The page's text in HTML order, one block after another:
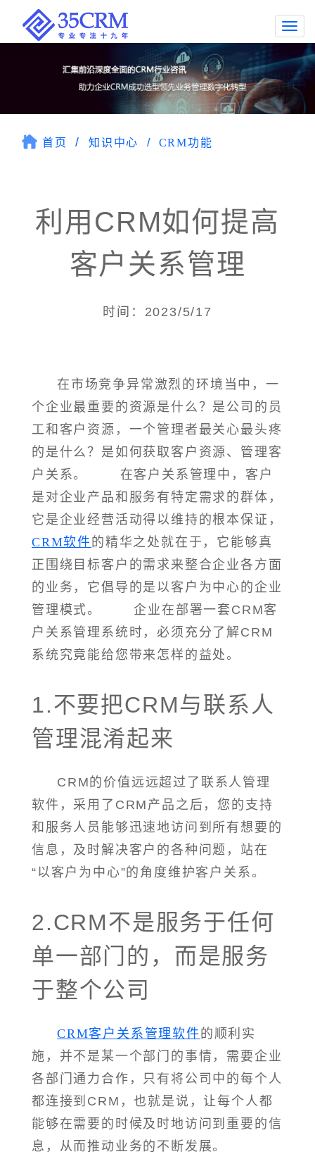
首页 知识中心 CRM功能
利用CRM如何提高
客户关系管理
时间：2023/5/17
在市场竞争异常激烈的环境当中，一
个企业最重要的资源是什么？是公司的员
工和客户资源，一个管理者最关心最头疼
的是什么？是如何获取客户资源、管理客
户关系。 在客户关系管理中，客户
是对企业产品和服务有特定需求的群体，
它是企业经营活动得以维持的根本保证，
CRM软件 的精华之处就在于，它能够真
正围绕目标客户的需求来整合企业各方面
的业务，它倡导的是以客户为中心的企业
管理模式。 企业在部署一套CRM客
户关系管理系统时，必须充分了解CRM
系统究竟能给您带来怎样的益处。
1.不要把CRM与联系人
管理混淆起来
CRM的价值远远超过了联系人管理
软件，采用了CRM产品之后，您的支持
和服务人员能够迅速地访问到所有想要的
信息，及时解决客户的各种问题，站在
“以客户为中心”的角度维护客户关系。
2.CRM不是服务于任何
单一部门的，而是服务
于整个公司
CRM客户关系管理软件 的顺利实
施，并不是某一个部门的事情，需要企业
各部门通力合作，只有将公司中的每个人
都连接到CRM，也就是说，让每个人都
能够在需要的时候及时地访问到重要的信
息，从而推动业务的不断发展。